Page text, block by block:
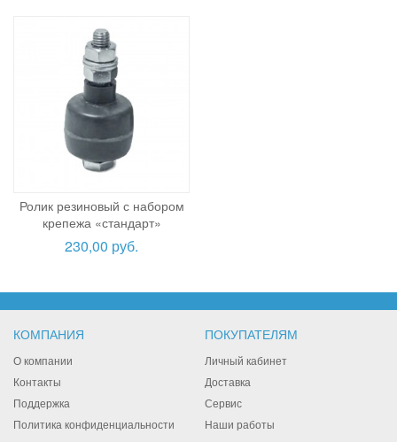
Ролик резиновый с набором
крепежа «стандарт»
230,00 руб.
КОМПАНИЯ
О компании
Контакты
Поддержка
Политика конфиденциальности
ПОКУПАТЕЛЯМ
Личный кабинет
Доставка
Сервис
Наши работы